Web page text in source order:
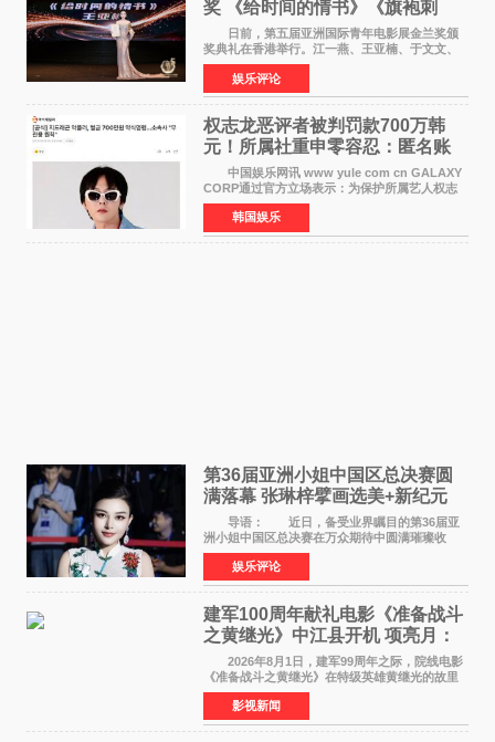
奖 《给时间的情书》《旗袍刺
客》双双获肯定
日前，第五届亚洲国际青年电影展金兰奖颁
奖典礼在香港举行。江一燕、王亚楠、于文文、
李东学等知名演员出席活动。著名演员、导演王
亚楠凭借音乐故事片《给时间的情书》和院线电
影《旗袍刺客》
娱乐评论
权志龙恶评者被判罚款700万韩
元！所属社重申零容忍：匿名账
号也难逃刑责
中国娱乐网讯 www yule com cn GALAXY
CORP通过官方立场表示：为保护所属艺人权志
龙的名誉和权益，将持续对网络上发生的名誉损
害、散布虚假事实、侮辱、恶意诽谤等行为采取
法律应对措施。
韩国娱乐
第36届亚洲小姐中国区总决赛圆
满落幕 张琳梓擘画选美+新纪元
导语： 近日，备受业界瞩目的第36届亚
洲小姐中国区总决赛在万众期待中圆满璀璨收
官。整场盛典汇聚万千芳华，不仅完成了新一届
美丽代言人的加冕选拔，更在行业发展层面带来
颠覆性突破。活动
娱乐评论
建军100周年献礼电影《准备战斗
之黄继光》中江县开机 项亮月：
以光影为笔，书写英雄赞歌
2026年8月1日，建军99周年之际，院线电影
《准备战斗之黄继光》在特级英雄黄继光的故里
——四川省德阳市中江县黄继光出生地正式开
机。本片出品人、总制片人项亮月主持开机仪
式，&zwnj;特级英雄
影视新闻